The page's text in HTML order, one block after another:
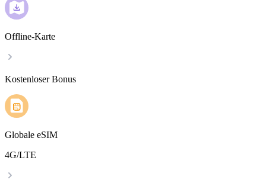
Offline-Karte
Kostenloser Bonus
Globale eSIM
4G/LTE